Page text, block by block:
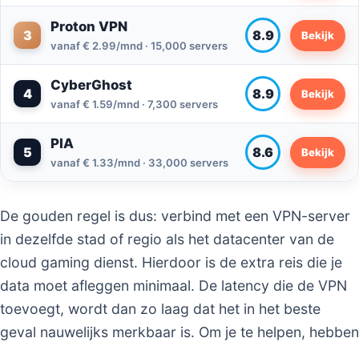
3
Proton VPN
vanaf € 2.99/mnd · 15,000 servers
8.9 Bekijk
4
CyberGhost
vanaf € 1.59/mnd · 7,300 servers
8.9 Bekijk
5
PIA
vanaf € 1.33/mnd · 33,000 servers
8.6 Bekijk
De gouden regel is dus: verbind met een VPN-server
in dezelfde stad of regio als het datacenter van de
cloud gaming dienst. Hierdoor is de extra reis die je
data moet afleggen minimaal. De latency die de VPN
toevoegt, wordt dan zo laag dat het in het beste
geval nauwelijks merkbaar is. Om je te helpen, hebben